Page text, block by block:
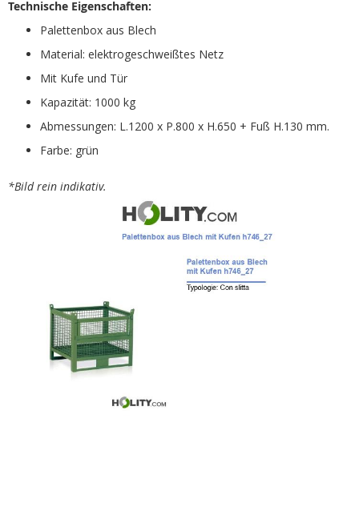
Technische Eigenschaften:
Palettenbox aus Blech
Material: elektrogeschweißtes Netz
Mit Kufe und Tür
Kapazität: 1000 kg
Abmessungen: L.1200 x P.800 x H.650 + Fuß H.130 mm.
Farbe: grün
*Bild rein indikativ.